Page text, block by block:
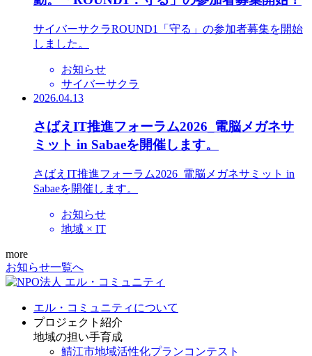
サイバーサクラROUND1「守る」の参加者募集を開始
しました。
お知らせ
サイバーサクラ
2026.04.13
さばえIT推進フォーラム2026_電脳メガネサ
ミット in Sabaeを開催します。
さばえIT推進フォーラム2026_電脳メガネサミット in
Sabaeを開催します。
お知らせ
地域 × IT
more
お知らせ一覧へ
エル・コミュニティについて
プロジェクト紹介
地域の担い手育成
鯖江市地域活性化プランコンテスト